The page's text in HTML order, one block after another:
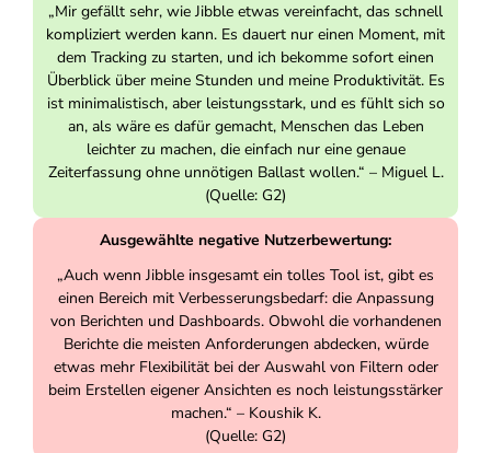
„Mir gefällt sehr, wie Jibble etwas vereinfacht, das schnell
kompliziert werden kann. Es dauert nur einen Moment, mit
dem Tracking zu starten, und ich bekomme sofort einen
Überblick über meine Stunden und meine Produktivität. Es
ist minimalistisch, aber leistungsstark, und es fühlt sich so
an, als wäre es dafür gemacht, Menschen das Leben
leichter zu machen, die einfach nur eine genaue
Zeiterfassung ohne unnötigen Ballast wollen.“ – Miguel L.
(Quelle: G2)
Ausgewählte negative Nutzerbewertung:
„Auch wenn Jibble insgesamt ein tolles Tool ist, gibt es
einen Bereich mit Verbesserungsbedarf: die Anpassung
von Berichten und Dashboards. Obwohl die vorhandenen
Berichte die meisten Anforderungen abdecken, würde
etwas mehr Flexibilität bei der Auswahl von Filtern oder
beim Erstellen eigener Ansichten es noch leistungsstärker
machen.“ – Koushik K.
(Quelle: G2)